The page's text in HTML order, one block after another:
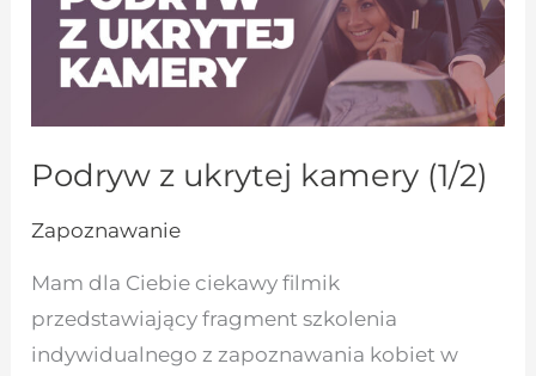
Podryw z ukrytej kamery (1/2)
Zapoznawanie
Mam dla Ciebie ciekawy filmik
przedstawiający fragment szkolenia
indywidualnego z zapoznawania kobiet w